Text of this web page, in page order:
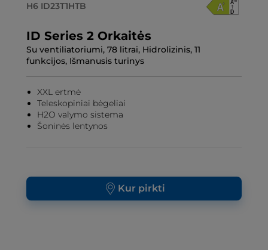
H6 ID23T1HTB
ID Series 2 Orkaitės
Su ventiliatoriumi, 78 litrai, Hidrolizinis, 11
funkcijos, Išmanusis turinys
XXL ertmė
Teleskopiniai bėgeliai
H2O valymo sistema
Šoninės lentynos
Kur pirkti